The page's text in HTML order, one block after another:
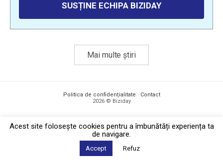
SUSȚINE ECHIPA BIZIDAY
Mai multe știri
Politica de confidențialitate · Contact
2026 © Biziday
Acest site foloseşte cookies pentru a îmbunătăți experiența ta
de navigare.
Accept Refuz